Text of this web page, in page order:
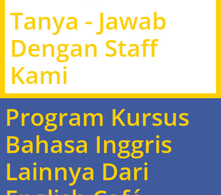
Tanya - Jawab
Dengan Staff
Kami
Program Kursus
Bahasa Inggris
Lainnya Dari